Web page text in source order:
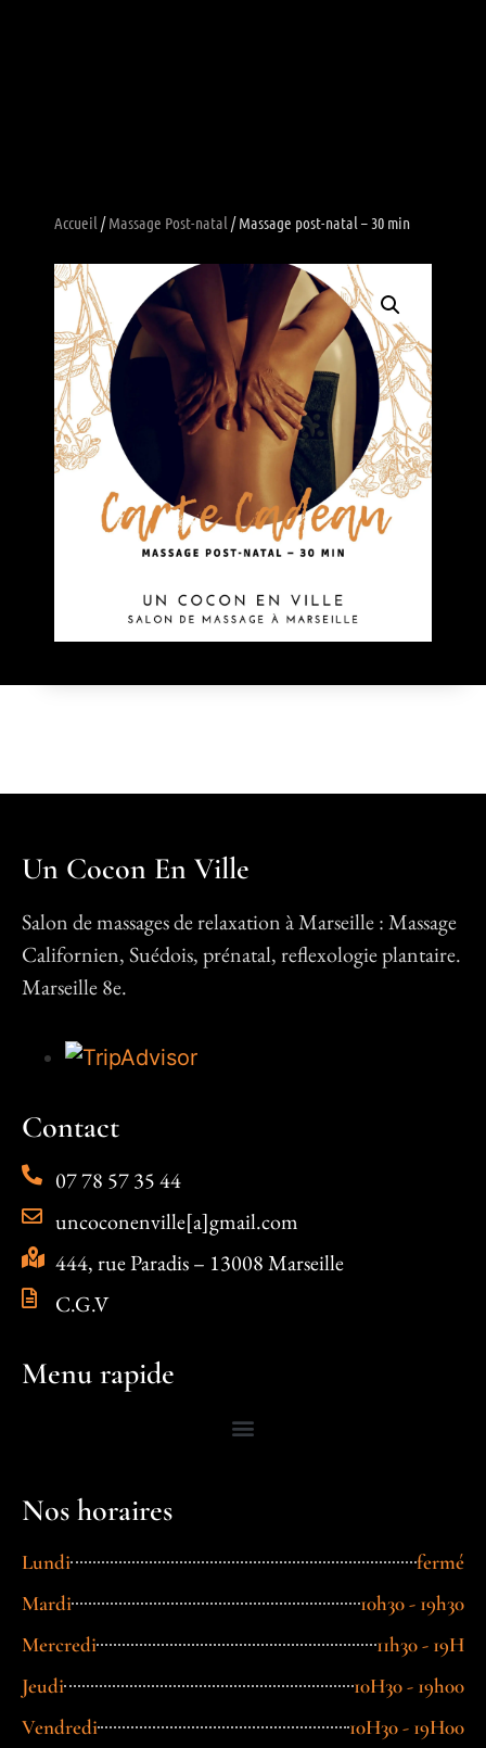
Accueil /Massage Post-natal / Massage post-natal – 30 min
Un Cocon En Ville
Salon de massages de relaxation à Marseille : Massage
Californien, Suédois, prénatal, reflexologie plantaire.
Marseille 8e.
Contact
07 78 57 35 44
uncoconenville[a]gmail.com
444, rue Paradis – 13008 Marseille
C.G.V
Menu rapide
Nos horaires
Lundi
fermé
Mardi
10h30 - 19h30
Mercredi
11h30 - 19H
Jeudi
10H30 - 19h00
Vendredi
10H30 - 19H00